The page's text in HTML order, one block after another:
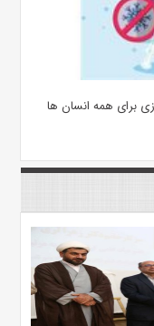
برای همه انسان ها